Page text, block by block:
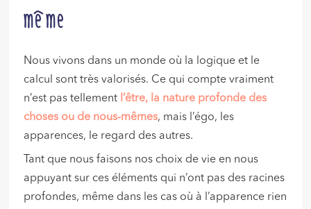
même
Nous vivons dans un monde où la logique et le
calcul sont très valorisés. Ce qui compte vraiment
n’est pas tellement l’être, la nature profonde des
choses ou de nous-mêmes, mais l’égo, les
apparences, le regard des autres.
Tant que nous faisons nos choix de vie en nous
appuyant sur ces éléments qui n’ont pas des racines
profondes, même dans les cas où à l’apparence rien